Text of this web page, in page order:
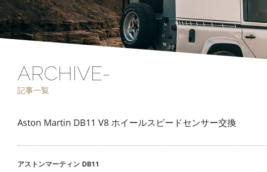
ARCHIVE-
記事一覧
Aston Martin DB11 V8 ホイールスピードセンサー交換
アストンマーティン DB11